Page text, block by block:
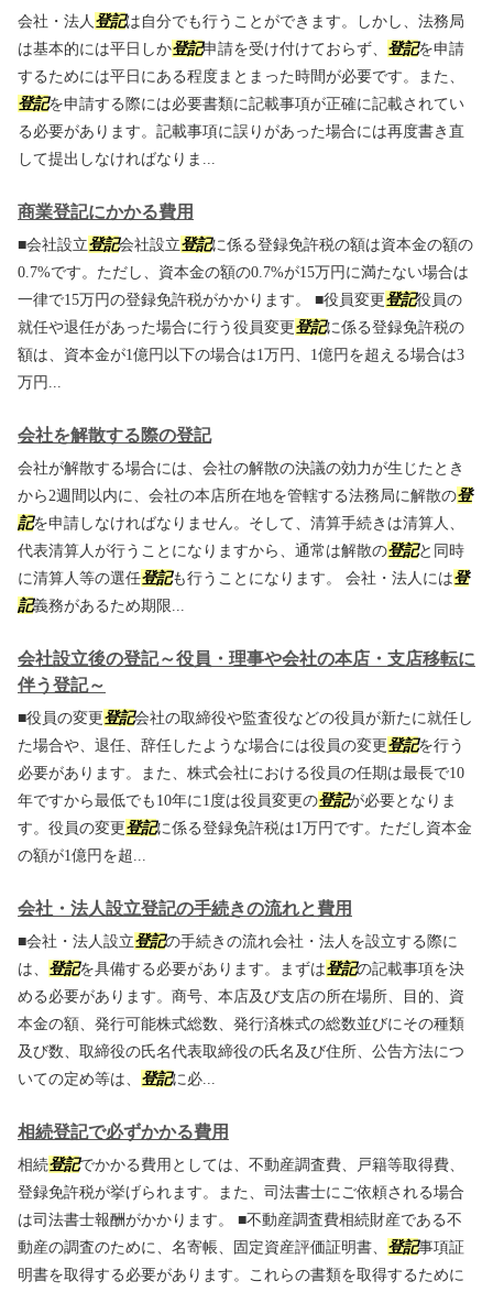
会社・法人 登記は自分でも行うことができます。しかし、法務局
は基本的には平日しか登記申請を受け付けておらず、 登記を申請
するためには平日にある程度まとまった時間が必要です。また、
登記を申請する際には必要書類に記載事項が正確に記載されてい
る必要があります。記載事項に誤りがあった場合には再度書き直
して提出しなければなりま...
商業登記にかかる費用
■会社設立登記会社設立登記に係る登録免許税の額は資本金の額の
0.7%です。ただし、資本金の額の0.7%が15万円に満たない場合は
一律で15万円の登録免許税がかかります。 ■役員変更登記役員の
就任や退任があった場合に行う役員変更登記に係る登録免許税の
額は、資本金が1億円以下の場合は1万円、1億円を超える場合は3
万円...
会社を解散する際の登記
会社が解散する場合には、会社の解散の決議の効力が生じたとき
から2週間以内に、会社の本店所在地を管轄する法務局に解散の登
記を申請しなければなりません。そして、清算手続きは清算人、
代表清算人が行うことになりますから、通常は解散の登記と同時
に清算人等の選任登記も行うことになります。 会社・法人には登
記義務があるため期限...
会社設立後の登記～役員・理事や会社の本店・支店移転に
伴う登記～
■役員の変更登記会社の取締役や監査役などの役員が新たに就任し
た場合や、退任、辞任したような場合には役員の変更登記を行う
必要があります。また、株式会社における役員の任期は最長で10
年ですから最低でも10年に1度は役員変更の登記が必要となりま
す。役員の変更登記に係る登録免許税は1万円です。ただし資本金
の額が1億円を超...
会社・法人設立登記の手続きの流れと費用
■会社・法人設立登記の手続きの流れ会社・法人を設立する際に
は、 登記を具備する必要があります。まずは登記の記載事項を決
める必要があります。商号、本店及び支店の所在場所、目的、資
本金の額、発行可能株式総数、発行済株式の総数並びにその種類
及び数、取締役の氏名代表取締役の氏名及び住所、公告方法につ
いての定め等は、 登記に必...
相続登記で必ずかかる費用
相続登記でかかる費用としては、不動産調査費、戸籍等取得費、
登録免許税が挙げられます。また、司法書士にご依頼される場合
は司法書士報酬がかかります。 ■不動産調査費相続財産である不
動産の調査のために、名寄帳、固定資産評価証明書、 登記事項証
明書を取得する必要があります。これらの書類を取得するために